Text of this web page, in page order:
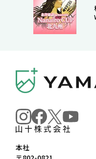
本社